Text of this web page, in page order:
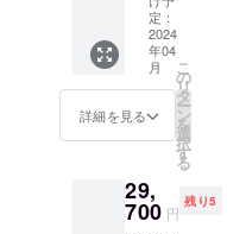
中の特
別価格
として
定価
29,000
円（税
させて
頂きま
す。 リ
薄茶無
地革：
イタリ
ア製高
級牛革
商品サ
イズ
（約
9X19X2
化粧箱
サイズ
定：
2024
年04
月
詳細を見る
こ
の
リ
タ
ー
ン
を
選
択
す
る
29,
700 円
残り5